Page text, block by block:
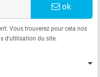
ok
Vous trouverez pour cela nos
d'utilisation du site.